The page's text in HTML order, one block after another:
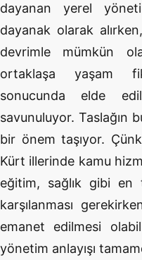
dayanan yerel
dayanak olarak
devrimle mümkün
ortaklaşa yaşam
sonucunda elde
savunuluyor. Taslağın
bir önem taşıyor.
Kürt illerinde kamu
eğitim, sağlık gibi en
karşılanması
emanet edilmesi
yönetim anlayışı